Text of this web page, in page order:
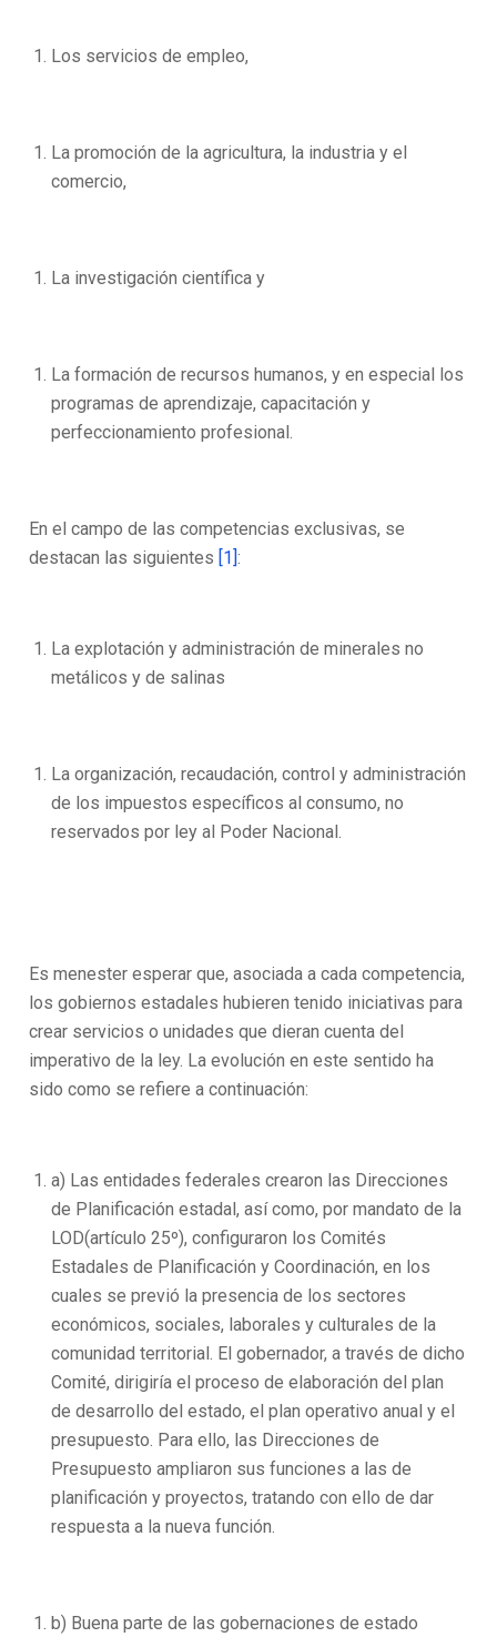
Los servicios de empleo,
La promoción de la agricultura, la industria y el
comercio,
La investigación científica y
La formación de recursos humanos, y en especial los
programas de aprendizaje, capacitación y
perfeccionamiento profesional.
En el campo de las competencias exclusivas, se
destacan las siguientes [1]:
La explotación y administración de minerales no
metálicos y de salinas
La organización, recaudación, control y administración
de los impuestos específicos al consumo, no
reservados por ley al Poder Nacional.
Es menester esperar que, asociada a cada competencia,
los gobiernos estadales hubieren tenido iniciativas para
crear servicios o unidades que dieran cuenta del
imperativo de la ley. La evolución en este sentido ha
sido como se refiere a continuación:
a) Las entidades federales crearon las Direcciones
de Planificación estadal, así como, por mandato de la
LOD(artículo 25º), configuraron los Comités
Estadales de Planificación y Coordinación, en los
cuales se previó la presencia de los sectores
económicos, sociales, laborales y culturales de la
comunidad territorial. El gobernador, a través de dicho
Comité, dirigiría el proceso de elaboración del plan
de desarrollo del estado, el plan operativo anual y el
presupuesto. Para ello, las Direcciones de
Presupuesto ampliaron sus funciones a las de
planificación y proyectos, tratando con ello de dar
respuesta a la nueva función.
b) Buena parte de las gobernaciones de estado